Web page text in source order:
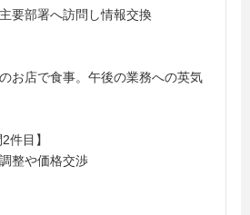
要部署へ訪問し情報交換
お店で食事。午後の業務への英気
目】
整や価格交渉